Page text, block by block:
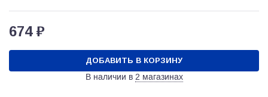
674 ₽
ДОБАВИТЬ В КОРЗИНУ
В наличии в 2 магазинах